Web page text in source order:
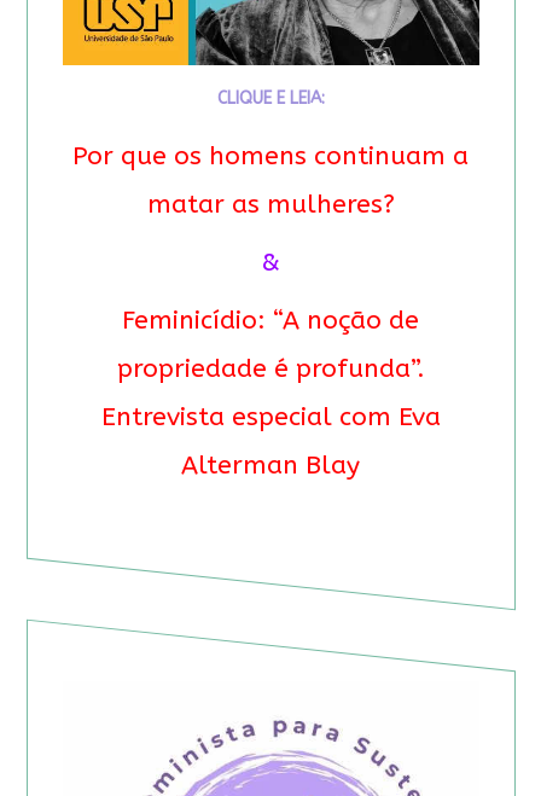
CLIQUE E LEIA:
Por que os homens continuam a
matar as mulheres?
&
Feminicídio: “A noção de
propriedade é profunda”.
Entrevista especial com Eva
Alterman Blay